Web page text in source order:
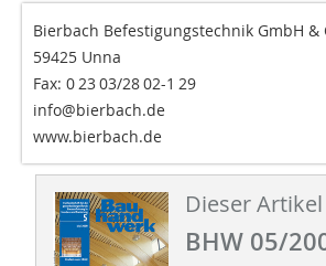
Bierbach Befestigungstechnik GmbH &
59425 Unna
Fax: 0 23 03/28 02-1 29
info@bierbach.de
www.bierbach.de
Dieser
BHW 05/